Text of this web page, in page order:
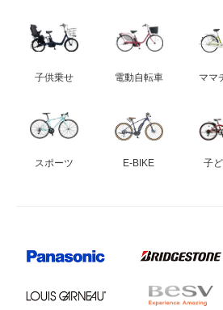
子供乗せ 電動自転車 ママ
スポーツ E-BIKE 子